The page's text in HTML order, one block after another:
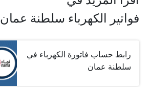
فواتير الكهرباء سلطنة عمان
رابط حساب فاتورة الكهرباء في
سلطنة عمان